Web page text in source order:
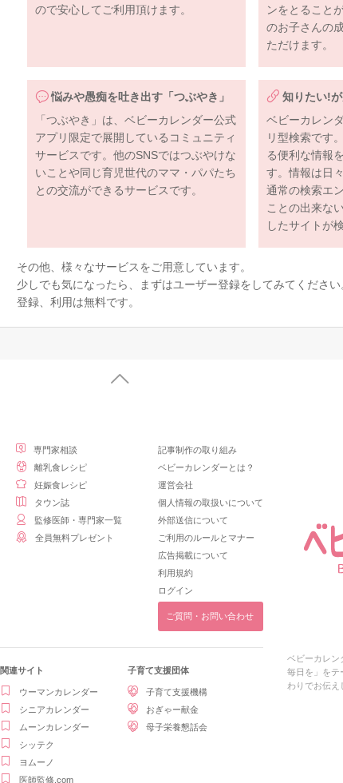
ので安心してご利用頂けます。
ンをとること
のお子さんの
ただけます。
悩みや愚痴を吐き出す「つぶやき」
「つぶやき」は、ベビーカレンダー公式
アプリ限定で展開しているコミュニティ
サービスです。他のSNSではつぶやけな
いことや同じ育児世代のママ・パパたち
との交流ができるサービスです。
知りたい!
ベビーカレン
リ型検索です
る便利な情報
す。情報は日
通常の検索エ
ことの出来な
したサイトが
その他、様々なサービスをご用意しています。
少しでも気になったら、まずはユーザー登録をしてみてください
登録、利用は無料です。
専門家相談
離乳食レシピ
妊娠食レシピ
タウン誌
監修医師・専門家一覧
全員無料プレゼント
記事制作の取り組み
ベビーカレンダーとは？
運営会社
個人情報の取扱いについて
外部送信について
ご利用のルールとマナー
広告掲載について
利用規約
ログイン
ご質問・お問い合わせ
関連サイト
ウーマンカレンダー
シニアカレンダー
ムーンカレンダー
シッテク
ヨムーノ
医師監修.com
子育て支援団体
子育て支援機構
おぎゃー献金
母子栄養懇話会
ベビーカレン
毎日を」をテ
わりでお伝え